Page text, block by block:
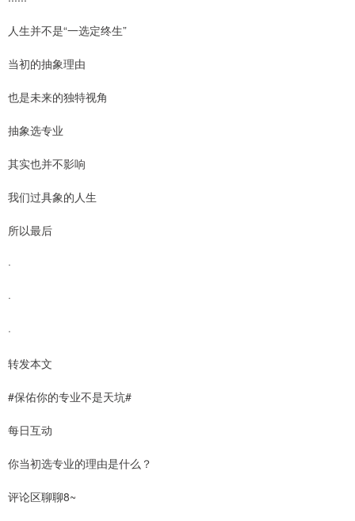
人生并不是“一选定终生”
当初的抽象理由
也是未来的独特视角
抽象选专业
其实也并不影响
我们过具象的人生
所以最后
·
·
·
转发本文
#保佑你的专业不是天坑#
每日互动
你当初选专业的理由是什么？
评论区聊聊8~